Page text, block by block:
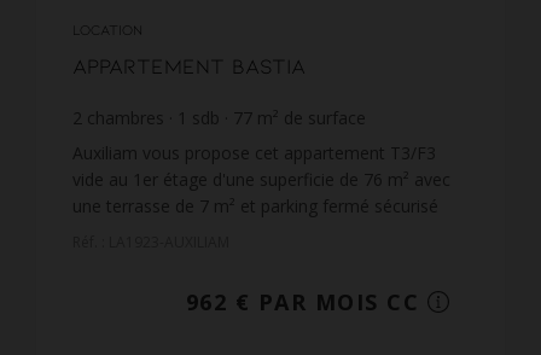
LOCATION
Appartement Bastia
2 chambres 1 sdb 77 m² de surface
12,49 €
Auxiliam vous propose cet appartement T3/F3
vide au 1er étage d'une superficie de 76 m² avec
une terrasse de 7 m² et parking fermé sécurisé
962 € PAR MOIS CC